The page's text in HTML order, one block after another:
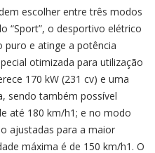
escolher entre três modos
“Sport”, o desportivo elétrico
puro e atinge a potência
otimizada para utilização
170 kW (231 cv) e uma
sendo também possível
até 180 km/h1; e no modo
ajustadas para a maior
máxima é de 150 km/h1. O